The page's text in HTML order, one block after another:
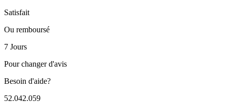
Satisfait
Ou remboursé
7 Jours
Pour changer d'avis
Besoin d'aide?
52.042.059